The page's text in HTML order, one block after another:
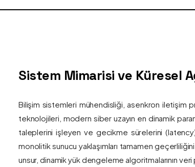
Sistem Mimarisi ve Küresel
Bilişim sistemleri mühendisliği, asenkron iletişim
teknolojileri, modern siber uzayın en dinamik
taleplerini işleyen ve gecikme sürelerini
monolitik sunucu yaklaşımları tamamen
unsur, dinamik yük dengeleme algoritmalarının